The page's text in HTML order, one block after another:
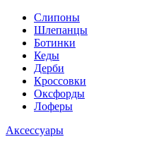
Слипоны
Шлепанцы
Ботинки
Кеды
Дерби
Кроссовки
Оксфорды
Лоферы
Аксессуары